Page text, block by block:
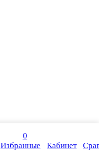
0
Избранные
Кабинет